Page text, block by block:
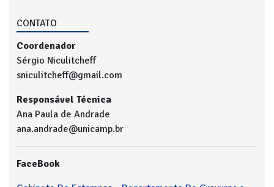
CONTATO
Coordenador
Sérgio Niculitcheff
sniculitcheff@gmail.com
Responsável Técnica
Ana Paula de Andrade
ana.andrade@unicamp.br
FaceBook